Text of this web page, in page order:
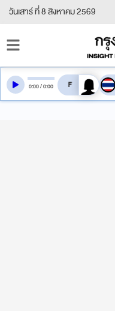
วันเสาร์ ที่ 8 สิงหาคม 2569
0:00/0:00 สลับเสียงอ่าน